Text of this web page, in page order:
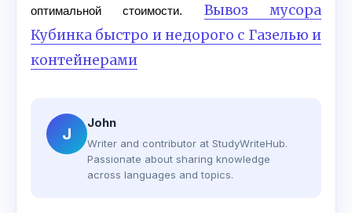
оптимальной стоимости. Вывоз мусора
Кубинка быстро и недорого с Газелью и
контейнерами
J
John
Writer and contributor at StudyWriteHub.
Passionate about sharing knowledge
across languages and topics.